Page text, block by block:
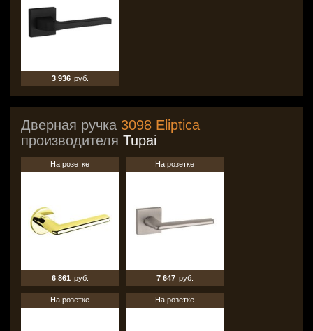
3 936 руб.
Дверная ручка 3098 Eliptica
производителя Tupai
На розетке
6 861 руб.
На розетке
7 647 руб.
На розетке На розетке